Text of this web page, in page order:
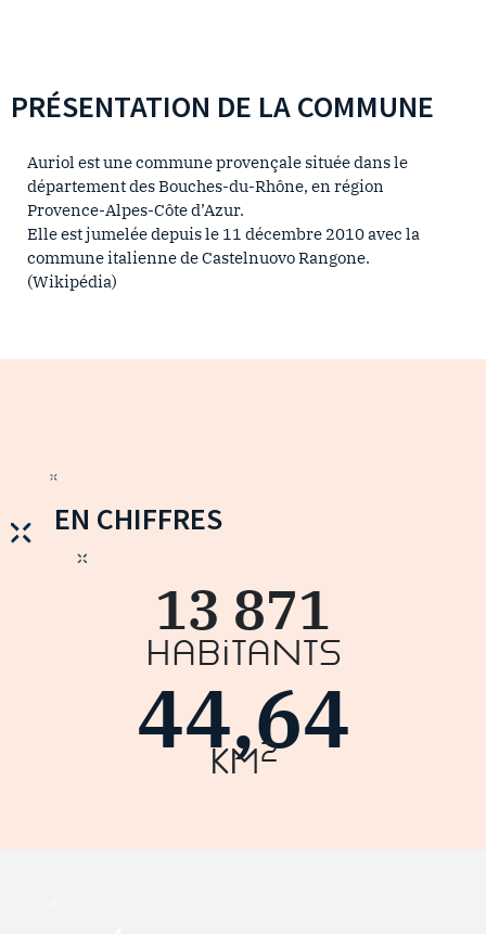
PRÉSENTATION DE LA COMMUNE
Auriol est une commune provençale située dans le
département des Bouches-du-Rhône, en région
Provence-Alpes-Côte d’Azur.
Elle est jumelée depuis le 11 décembre 2010 avec la
commune italienne de Castelnuovo Rangone.
(Wikipédia)
EN CHIFFRES
13 871
Habitants
44,64
km2